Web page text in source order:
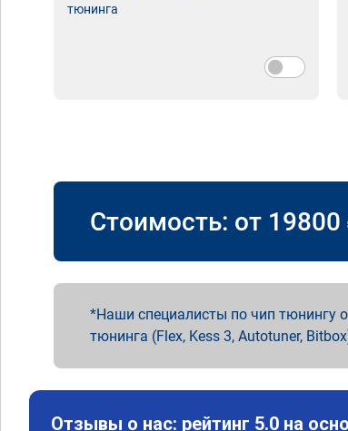
тюнинга
Стоимость: от 19800
Наши специалисты по чип тюнингу
тюнинга (Flex, Kess 3, Autotuner,
Отзывы о нас: рейтинг 5.0 на